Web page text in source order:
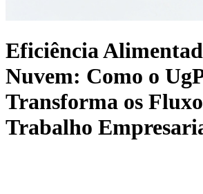
Eficiência
Nuvem: Como o
Transforma os
Trabalho